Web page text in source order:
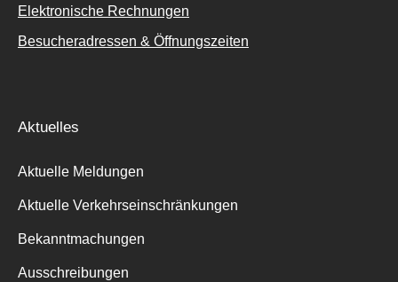
Elektronische Rechnungen
Besucheradressen & Öffnungszeiten
Aktuelles
Aktuelle Meldungen
Aktuelle Verkehrseinschränkungen
Bekanntmachungen
Ausschreibungen